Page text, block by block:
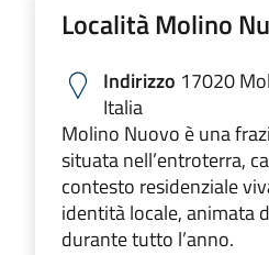
Località Molino
Indirizzo 17020
Italia
Molino Nuovo è una
situata nell’entroterra,
contesto residenziale
identità locale, animata
durante tutto l’anno.